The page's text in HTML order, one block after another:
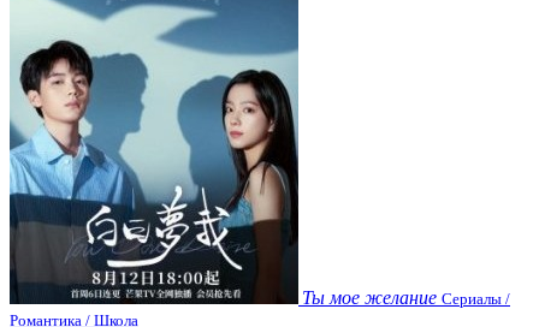
Ты мое желание Сериалы /
Романтика / Школа